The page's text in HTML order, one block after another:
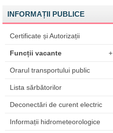
INFORMAȚII PUBLICE
Certificate și Autorizații
Funcții vacante +
Orarul transportului public
Lista sărbătorilor
Deconectări de curent electric
Informații hidrometeorologice